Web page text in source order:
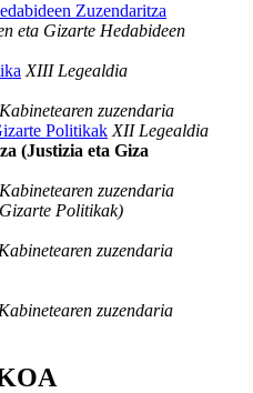
Zuzendaritza
eta Gizarte Hedabideen
XIII Legealdia
Kabinetearen zuzendaria
Politikak XII Legealdia
(Justizia eta Giza
Kabinetearen zuzendaria
Politikak)
Kabinetearen zuzendaria
Kabinetearen zuzendaria